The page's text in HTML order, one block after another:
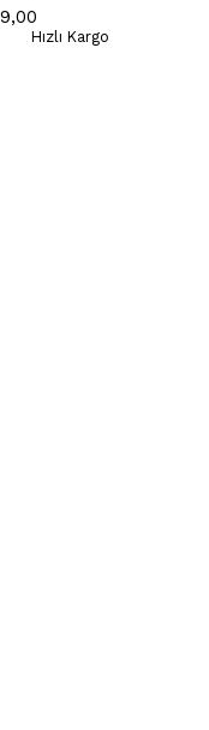
Hızlı Kargo